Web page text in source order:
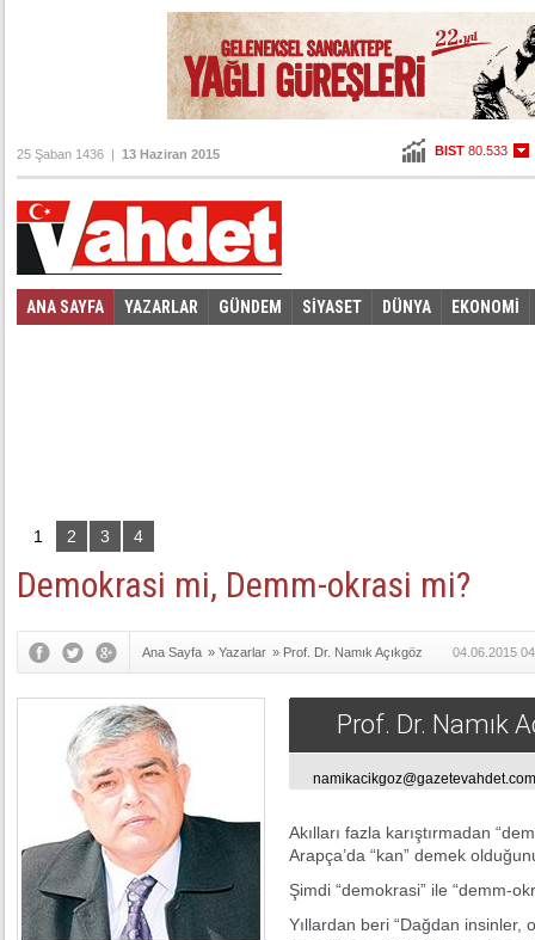
BIST 80.533
Altın103,216
25 Şaban 1436 | 13 Haziran 2015
ANA SAYFA YAZARLAR GÜNDEM SİYASET DÜNYA EKONOMİ
1 2 3 4
Demokrasi mi, Demm-okrasi mi?
Ana Sayfa » Yazarlar » Prof. Dr. Namık Açıkgöz 04.06.2015
Prof. Dr. Namık
namikacikgoz@gazetevahdet.com
Akıl­la­rı faz­la ka­rış­tır­ma­dan
Arap­ça­’da “kan” de­mek
Şim­di “de­mok­ra­si” ile “demm-
Yıl­lar­dan be­ri “Dağ­dan in­sin­ler,